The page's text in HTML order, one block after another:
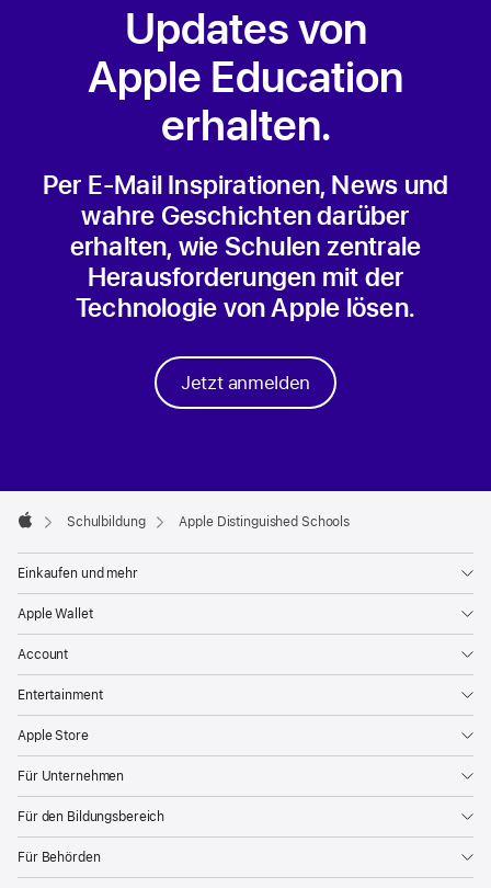
Updates von
Apple Education
erhalten.
Per E‑Mail Inspirationen, News und
wahre Geschichten darüber
erhalten, wie Schulen zentrale
Herausforderungen mit der
Technologie von Apple lösen.
Jetzt anmelden

Schulbildung Apple Distinguished Schools
Einkaufen und mehr
Apple Wallet
Account
Entertainment
Apple Store
Für Unternehmen
Für den Bildungsbereich
Für Behörden